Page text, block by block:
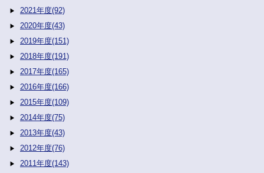
2021年度(92)
2020年度(43)
2019年度(151)
2018年度(191)
2017年度(165)
2016年度(166)
2015年度(109)
2014年度(75)
2013年度(43)
2012年度(76)
2011年度(143)